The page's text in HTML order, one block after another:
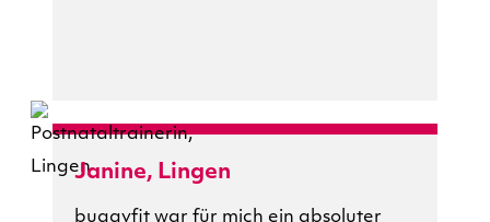
Janine, Lingen
buggyfit war für mich ein absoluter